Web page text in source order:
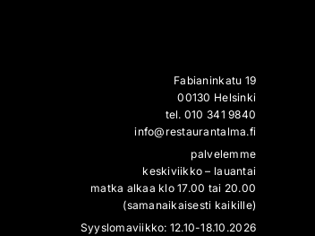
Fabianinkatu 19
00130 Helsinki
tel. 010 341 9840
info@restaurantalma.fi
palvelemme
keskiviikko – lauantai
matka alkaa klo 17.00 tai 20.00
(samanaikaisesti kaikille)
Syyslomaviikko: 12.10-18.10.2026